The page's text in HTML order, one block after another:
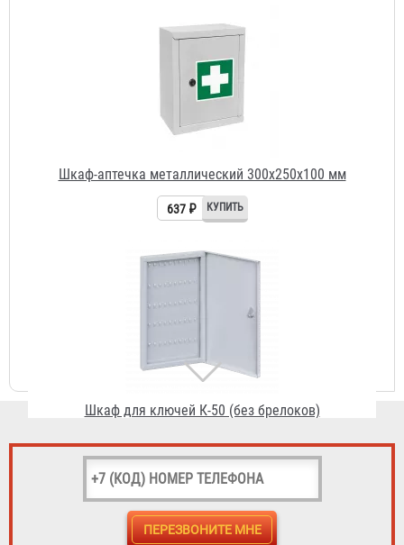
Шкаф-аптечка металлический 300х250х100 мм
637 ₽
Шкаф для ключей К-50 (без брелоков)
836 ₽
Шкаф для ключей К-100 (без брелоков)